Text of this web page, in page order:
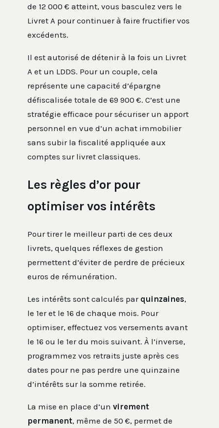
de 12 000 € atteint, vous basculez vers le
Livret A pour continuer à faire fructifier vos
excédents.
Il est autorisé de détenir à la fois un Livret
A et un LDDS. Pour un couple, cela
représente une capacité d’épargne
défiscalisée totale de 69 900 €. C’est une
stratégie efficace pour sécuriser un apport
personnel en vue d’un achat immobilier
sans subir la fiscalité appliquée aux
comptes sur livret classiques.
Les règles d’or pour
optimiser vos intérêts
Pour tirer le meilleur parti de ces deux
livrets, quelques réflexes de gestion
permettent d’éviter de perdre de précieux
euros de rémunération.
Les intérêts sont calculés par quinzaines,
le 1er et le 16 de chaque mois. Pour
optimiser, effectuez vos versements avant
le 16 ou le 1er du mois suivant. À l’inverse,
programmez vos retraits juste après ces
dates pour ne pas perdre une quinzaine
d’intérêts sur la somme retirée.
La mise en place d’un virement
permanent, même de 50 €, permet de